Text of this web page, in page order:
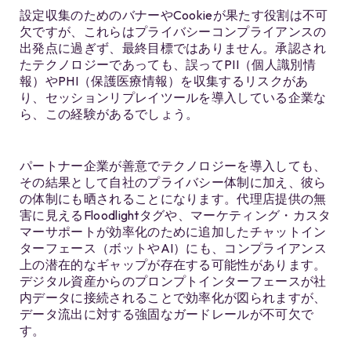
設定収集のためのバナーやCookieが果たす役割は不可
欠ですが、これらはプライバシーコンプライアンスの
出発点に過ぎず、最終目標ではありません。承認され
たテクノロジーであっても、誤ってPII（個人識別情
報）やPHI（保護医療情報）を収集するリスクがあ
り、セッションリプレイツールを導入している企業な
ら、この経験があるでしょう。
パートナー企業が善意でテクノロジーを導入しても、
その結果として自社のプライバシー体制に加え、彼ら
の体制にも晒されることになります。代理店提供の無
害に見えるFloodlightタグや、マーケティング・カスタ
マーサポートが効率化のために追加したチャットイン
ターフェース（ボットやAI）にも、コンプライアンス
上の潜在的なギャップが存在する可能性があります。
デジタル資産からのプロンプトインターフェースが社
内データに接続されることで効率化が図られますが、
データ流出に対する強固なガードレールが不可欠で
す。